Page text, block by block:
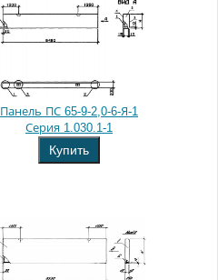
Панель ПС 65-9-2,0-6-Я-1
Серия 1.030.1-1
Купить